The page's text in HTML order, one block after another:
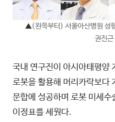
▲(왼쪽부터) 서울아산병원 성
권진근
국내 연구진이 아시아태평양
로봇을 활용해 머리카락보다
문합에 성공하며 로봇 미세수
이정표를 세웠다.